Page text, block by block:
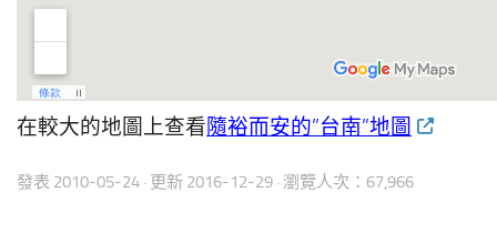
在較大的地圖上查看隨裕而安的”台南”地圖
發表 2010-05-24 · 更新 2016-12-29 · 瀏覽人次：67,966